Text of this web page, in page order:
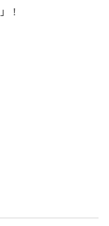
！